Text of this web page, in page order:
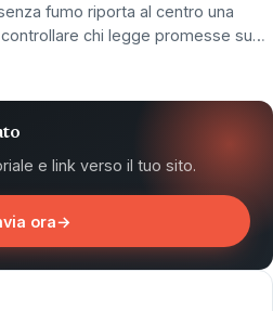
fumo riporta al centro una
chi legge promesse su…
e link verso il tuo sito.
ora→